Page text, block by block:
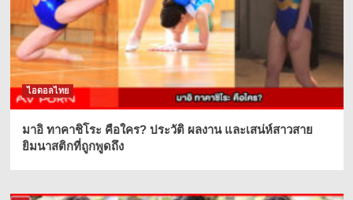
ไอดอลไทย
มาอิ ทาคาชิโระ คือใคร? ประวัติ ผลงาน และเสน่ห์สาวสาย
ยิมนาสติกที่ถูกพูดถึง